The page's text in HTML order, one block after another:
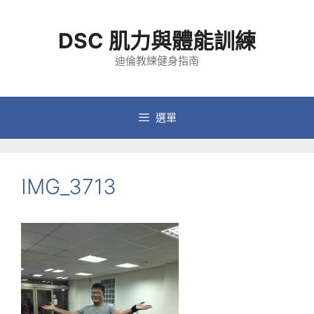
容
DSC 肌力與體能訓練
迪倫教練健身指南
選單
IMG_3713